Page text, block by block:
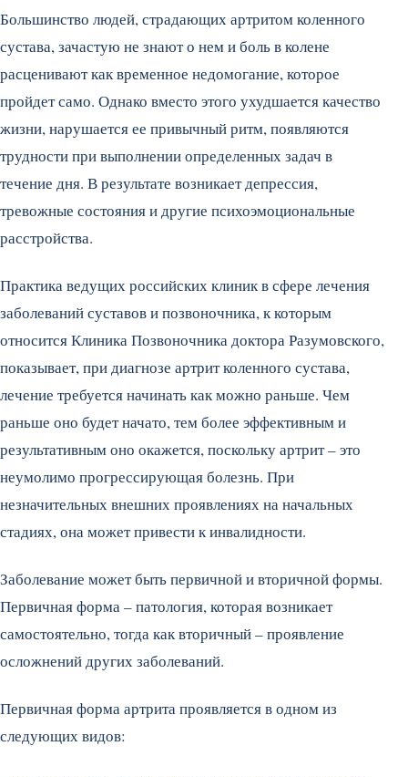
Большинство людей, страдающих артритом коленного
сустава, зачастую не знают о нем и боль в колене
расценивают как временное недомогание, которое
пройдет само. Однако вместо этого ухудшается качество
жизни, нарушается ее привычный ритм, появляются
трудности при выполнении определенных задач в
течение дня. В результате возникает депрессия,
тревожные состояния и другие психоэмоциональные
расстройства.
Практика ведущих российских клиник в сфере лечения
заболеваний суставов и позвоночника, к которым
относится Клиника Позвоночника доктора Разумовского,
показывает, при диагнозе артрит коленного сустава,
лечение требуется начинать как можно раньше. Чем
раньше оно будет начато, тем более эффективным и
результативным оно окажется, поскольку артрит – это
неумолимо прогрессирующая болезнь. При
незначительных внешних проявлениях на начальных
стадиях, она может привести к инвалидности.
Заболевание может быть первичной и вторичной формы.
Первичная форма – патология, которая возникает
самостоятельно, тогда как вторичный – проявление
осложнений других заболеваний.
Первичная форма артрита проявляется в одном из
следующих видов: